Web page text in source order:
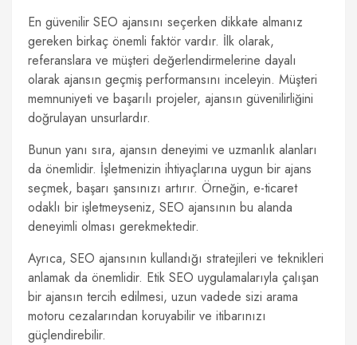
En güvenilir SEO ajansını seçerken dikkate almanız
gereken birkaç önemli faktör vardır. İlk olarak,
referanslara ve müşteri değerlendirmelerine dayalı
olarak ajansın geçmiş performansını inceleyin. Müşteri
memnuniyeti ve başarılı projeler, ajansın güvenilirliğini
doğrulayan unsurlardır.
Bunun yanı sıra, ajansın deneyimi ve uzmanlık alanları
da önemlidir. İşletmenizin ihtiyaçlarına uygun bir ajans
seçmek, başarı şansınızı artırır. Örneğin, e-ticaret
odaklı bir işletmeyseniz, SEO ajansının bu alanda
deneyimli olması gerekmektedir.
Ayrıca, SEO ajansının kullandığı stratejileri ve teknikleri
anlamak da önemlidir. Etik SEO uygulamalarıyla çalışan
bir ajansın tercih edilmesi, uzun vadede sizi arama
motoru cezalarından koruyabilir ve itibarınızı
güçlendirebilir.